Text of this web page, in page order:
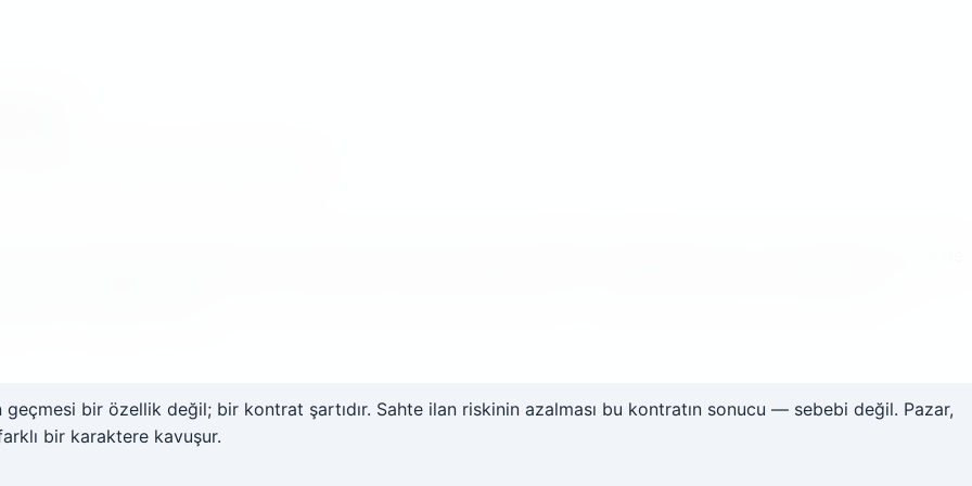
bir altyapı neyi mümkün kılar?
uçtan diğerine geçtiği koridor olmuştur. Kıbrıs, bu koridorun düğüm noktalarından biri. Yine de adanın kuzeyinde
olarak başlar: dil, hukuk, koçan tipleri, banka mekanizmaları — hepsi alıcının doğrulayamadığı bilgi
bir özellik değil; bir kontrat şartıdır. Sahte ilan riskinin azalması bu kontratın sonucu — sebebi değil. Pazar,
bir karaktere kavuşur.